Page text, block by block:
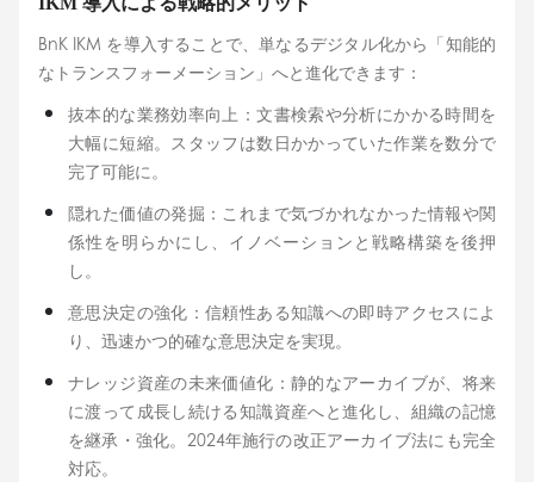
BnK IKM を導入することで、単なるデジタル化から「知能的
なトランスフォーメーション」へと進化できます：
抜本的な業務効率向上：文書検索や分析にかかる時間を
大幅に短縮。スタッフは数日かかっていた作業を数分で
完了可能に。
隠れた価値の発掘：これまで気づかれなかった情報や関
係性を明らかにし、イノベーションと戦略構築を後押
し。
意思決定の強化：信頼性ある知識への即時アクセスによ
り、迅速かつ的確な意思決定を実現。
ナレッジ資産の未来価値化：静的なアーカイブが、将来
に渡って成長し続ける知識資産へと進化し、組織の記憶
を継承・強化。2024年施行の改正アーカイブ法にも完全
対応。